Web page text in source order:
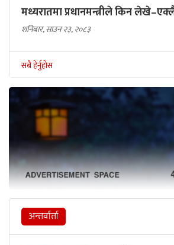
मध्यरातमा प्रधानमन्त्रीले किन
शनिबार, साउन २३, २०८३
सबै हेर्नुहोस
अन्तर्वार्ता